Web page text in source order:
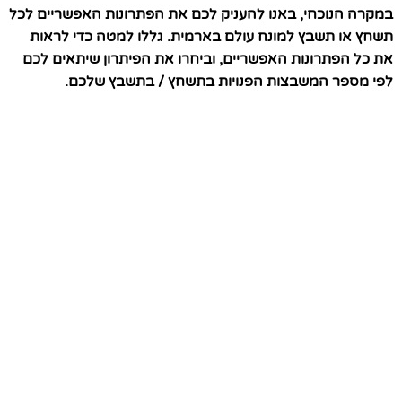
במקרה הנוכחי, באנו להעניק לכם את הפתרונות האפשריים לכל
תשחץ או תשבץ למונח עולם בארמית. גללו למטה כדי לראות
את כל הפתרונות האפשריים, וביחרו את הפיתרון שיתאים לכם
לפי מספר המשבצות הפנויות בתשחץ / בתשבץ שלכם.